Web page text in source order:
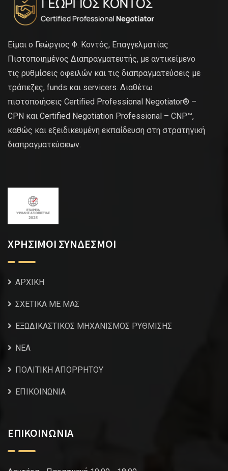
Είμαι ο Γεώργιος Φ. Κοντός, Επαγγελματίας
Πιστοποιημένος Διαπραγματευτής, με αντικείμενο
τις ρυθμίσεις οφειλών και τις διαπραγματεύσεις με
τράπεζες, funds και servicers. Διαθέτω
πιστοποιήσεις Certified Professional Negotiator® –
CPN και Certified Negotiation Professional – CNP™,
καθώς και εξειδικευμένη εκπαίδευση στη στρατηγική
διαπραγματεύσεων.
ΧΡΗΣΙΜΟΙ ΣΥΝΔΕΣΜΟΙ
ΑΡΧΙΚΗ
ΣΧΕΤΙΚΑ ΜΕ ΜΑΣ
ΕΞΩΔΙΚΑΣΤΙΚΟΣ ΜΗΧΑΝΙΣΜΟΣ ΡΥΘΜΙΣΗΣ
NEA
ΠΟΛΙΤΙΚΗ ΑΠΟΡΡΗΤΟΥ
ΕΠΙΚΟΙΝΩΝΙΑ
ΕΠΙΚΟΙΝΩΝΙΑ